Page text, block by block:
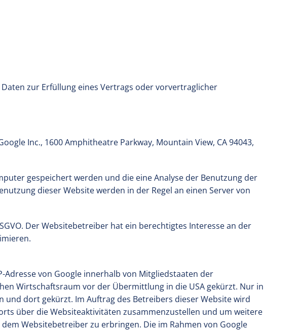
zur Erfüllung eines Vertrags oder vorvertraglicher
Inc., 1600 Amphitheatre Parkway, Mountain View, CA 94043,
gespeichert werden und die eine Analyse der Benutzung der
dieser Website werden in der Regel an einen Server von
Der Websitebetreiber hat ein berechtigtes Interesse an der
von Google innerhalb von Mitgliedstaaten der
Wirtschaftsraum vor der Übermittlung in die USA gekürzt. Nur in
und dort gekürzt. Im Auftrag des Betreibers dieser Website wird
über die Websiteaktivitäten zusammenzustellen und um weitere
Websitebetreiber zu erbringen. Die im Rahmen von Google